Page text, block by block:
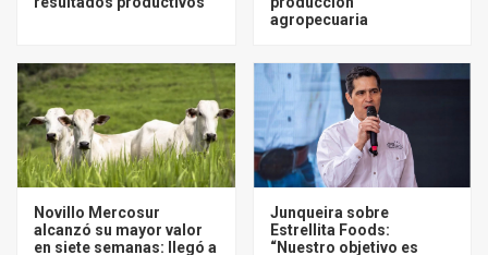
agropecuaria
Novillo Mercosur
alcanzó su mayor valor
en siete semanas: llegó a
Junqueira sobre
Estrellita Foods:
“Nuestro objetivo es